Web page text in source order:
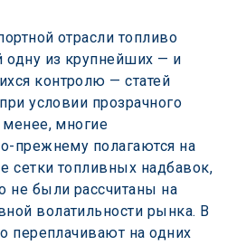
отрасли топливо
одну из крупнейших — и
контролю — статей
условии прозрачного
многие
прежнему полагаются на
сетки топливных надбавок,
не были рассчитаны на
волатильности рынка. В
переплачивают на одних